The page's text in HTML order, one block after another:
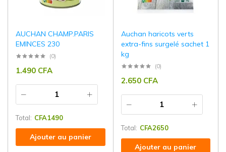
AUCHAN CHAMP.PARIS
EMINCES 230
(0)
1.490 CFA
Total: CFA1490
Ajouter au panier
Auchan haricots verts
extra-fins surgelé sachet 1
kg
(0)
2.650 CFA
Total: CFA2650
Ajouter au panier